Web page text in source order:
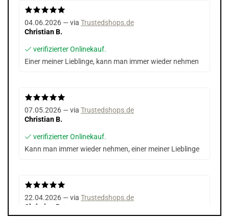
04.06.2026 — via Trustedshops.de
Christian B.
verifizierter Onlinekauf.
Einer meiner Lieblinge, kann man immer wieder nehmen
07.05.2026 — via Trustedshops.de
Christian B.
verifizierter Onlinekauf.
Kann man immer wieder nehmen, einer meiner Lieblinge
22.04.2026 — via Trustedshops.de
Christian B.